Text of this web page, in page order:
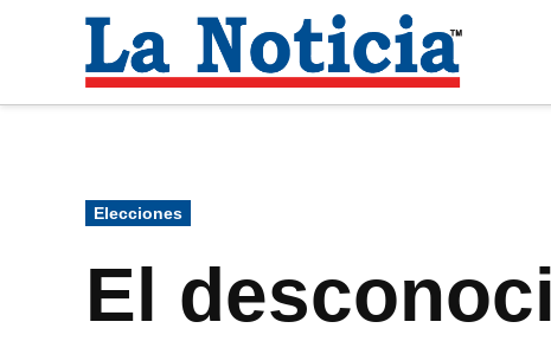
contenido
Publicado
en
Elecciones
El